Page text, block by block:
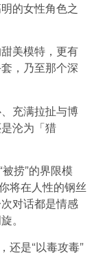
的女性角色之
美模特，更有
，乃至那个深
充满拉扯与博
沦为「猎
捞”的界限模
将在人性的钢丝
对话都是情感
。
还是“以毒攻毒”